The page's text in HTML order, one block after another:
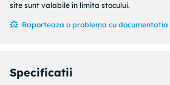
site sunt valabile în limita stocului.
Raporteaza o problema cu documentatia
Specificatii